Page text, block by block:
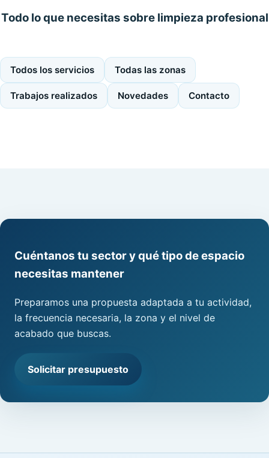
Todo lo que necesitas sobre limpieza profesional
Todos los servicios Todas las zonas
Trabajos realizados Novedades Contacto
Cuéntanos tu sector y qué tipo de espacio
necesitas mantener
Preparamos una propuesta adaptada a tu actividad,
la frecuencia necesaria, la zona y el nivel de
acabado que buscas.
Solicitar presupuesto